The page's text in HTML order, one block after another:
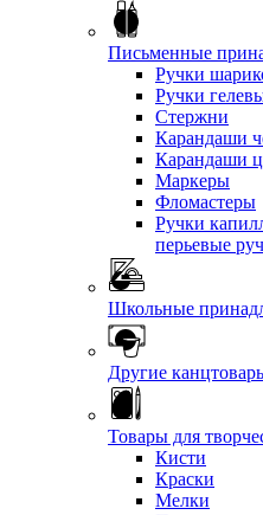
Письменные
Ручки
Ручки
Стержни
Карандаши
Карандаши
Маркеры
Фломастеры
Ручки
перьевые
Школьные
Другие
Товары для
Кисти
Краски
Мелки